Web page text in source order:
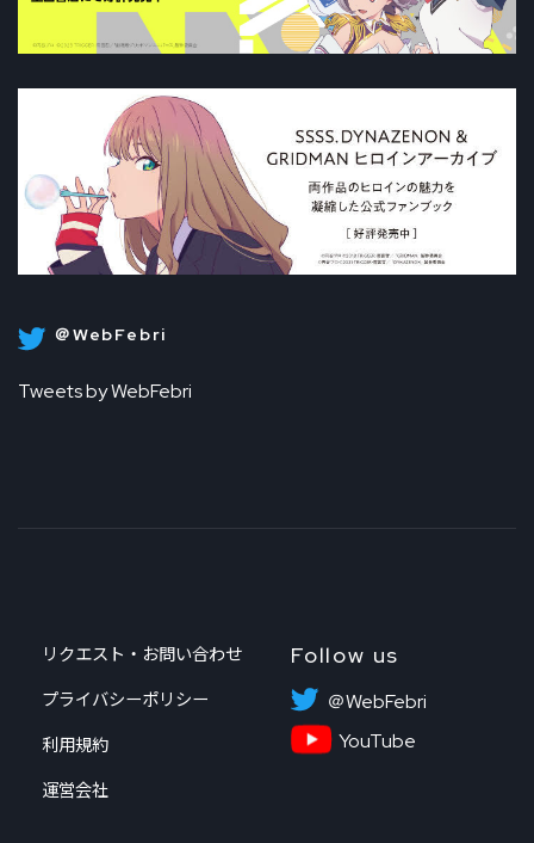
＠WebFebri
Tweets by WebFebri
リクエスト・お問い合わせ
プライバシーポリシー
利用規約
運営会社
Follow us
＠WebFebri
YouTube